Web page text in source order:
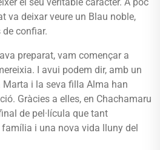
va deixar veure un Blau noble,
confiar.
preparat, vam començar a
I avui podem dir, amb un
i la seva filla Alma han
Gràcies a elles, en Chachamaru
de pel·lícula que tant
i una nova vida lluny del